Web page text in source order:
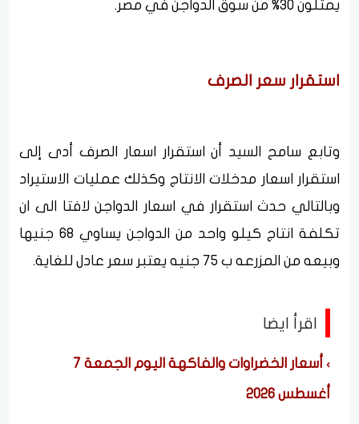
يمثلون 30% من سوق الدواجن في مصر.
استقرار سعر الصرف
وتابع سامح السيد أن استقرار اسعار الصرف أدى إلى
استقرار اسعار مدخلات الانتاج وكذلك عمليات الاستيراد
وبالتالي حدث استقرار في اسعار الدواجن لافتا الى ان
تكلفة انتاج كيلو واحد من الدواجن يساوي 68 جنيها
وبيعه من المزرعه ب 75 جنيه يعتبر سعر عادل للغاية.
اقرأ ايضا
أسعار الخضراوات والفاكهة اليوم الجمعة 7
أغسطس 2026